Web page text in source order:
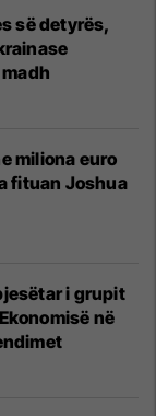
së detyrës,
miliona euro
fituan Joshua
i grupit
në